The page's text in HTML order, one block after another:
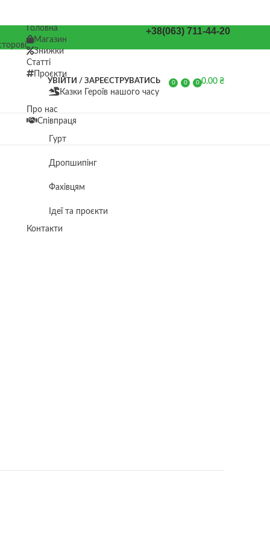
+38(063) 711-44-20
УВІЙТИ / ЗАРЕЄСТРУВАТИСЬ 0 0
0 0.00 ₴
Головна
Магазин
Знижки
Статті
Проєкти
Казки Героїв нашого часу
Про нас
Співпраця
Гурт
Дропшипінг
Фахівцям
Ідеї та проєкти
Контакти